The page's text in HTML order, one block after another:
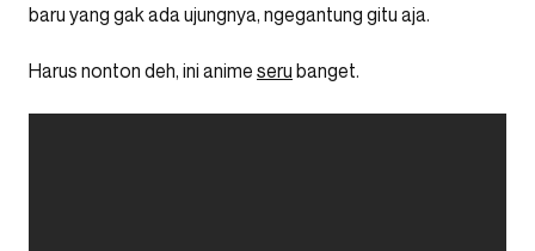
baru yang gak ada ujungnya, ngegantung gitu aja.
Harus nonton deh, ini anime seru banget.